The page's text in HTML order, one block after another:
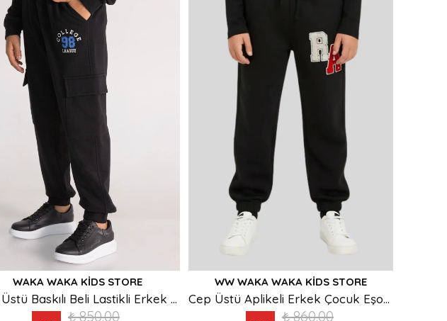
WAKA WAKA KIDS STORE
Cep Üstü Baskılı Beli Lastikli Erkek Çocuk Eşofman Alt
₺ 850.00
WW WAKA WAKA KIDS STORE
Cep Üstü Aplikeli Erkek Çocuk Eşofman Alt
₺ 860.00